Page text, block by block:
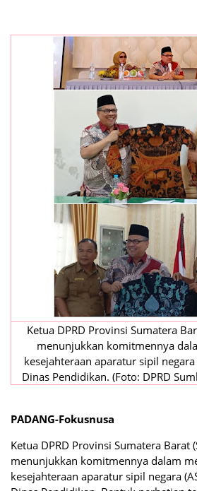
Ketua DPRD Provinsi Sumatera
menunjukkan komitmennya
kesejahteraan aparatur sipil
Dinas Pendidikan. (Foto: DPRD
PADANG-Fokusnusa
Ketua DPRD Provinsi Sumatera Barat
menunjukkan komitmennya dalam
kesejahteraan aparatur sipil negara